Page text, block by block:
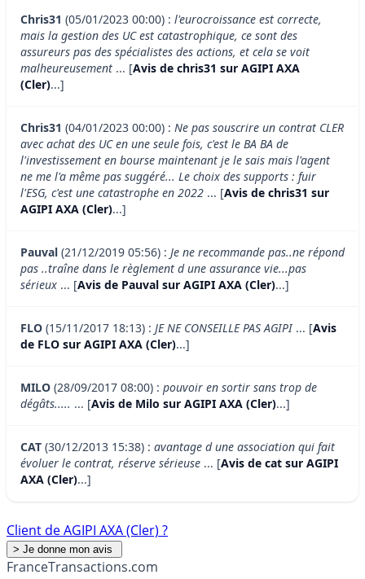
Chris31 (05/01/2023 00:00) : l'eurocroissance est correcte,
mais la gestion des UC est catastrophique, ce sont des
assureurs pas des spécialistes des actions, et cela se voit
malheureusement ... [Avis de chris31 sur AGIPI AXA
(Cler)...]
Chris31 (04/01/2023 00:00) : Ne pas souscrire un contrat CLER
avec achat des UC en une seule fois, c'est le BA BA de
l'investissement en bourse maintenant je le sais mais l'agent
ne me l'a même pas suggéré... Le choix des supports : fuir
l'ESG, c'est une catastrophe en 2022 ... [Avis de chris31 sur
AGIPI AXA (Cler)...]
Pauval (21/12/2019 05:56) : Je ne recommande pas..ne répond
pas ..traîne dans le règlement d une assurance vie...pas
sérieux ... [Avis de Pauval sur AGIPI AXA (Cler)...]
FLO (15/11/2017 18:13) : JE NE CONSEILLE PAS AGIPI... [Avis
de FLO sur AGIPI AXA (Cler)...]
MILO (28/09/2017 08:00) : pouvoir en sortir sans trop de
dégâts..... ... [Avis de Milo sur AGIPI AXA (Cler)...]
CAT (30/12/2013 15:38) : avantage d une association qui fait
évoluer le contrat, réserve sérieuse ... [Avis de cat sur AGIPI
AXA (Cler)...]
Client de AGIPI AXA (Cler) ?
FranceTransactions.com